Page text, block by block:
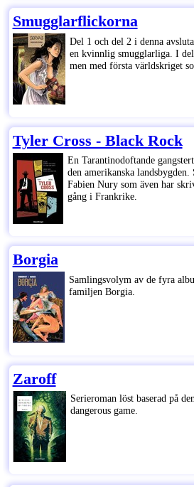
Smugglarflickorna
Del 1 och del 2 i denna
en kvinnlig smugglarliga. I
men med första världskriget
Tyler Cross - Black Rock
En Tarantinodoftande
den amerikanska
Fabien Nury som även har
gång i Frankrike.
Borgia
Samlingsvolym av de fyra
familjen Borgia.
Zaroff
Serieroman löst baserad på
dangerous game.